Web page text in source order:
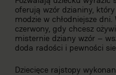
oferują wzór dzianiny,
modzie w chłodniejsze
czerwony, gdy chcesz
misternie dziany wzór –
doda radości i pewności
Dziecięce rajstopy